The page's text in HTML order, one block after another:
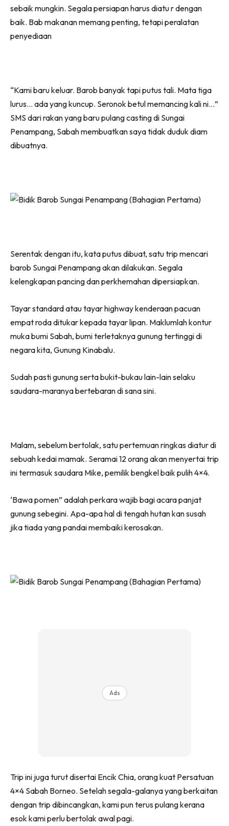
sebaik mungkin. Segala persiapan harus diatu r dengan
baik. Bab makanan memang penting, tetapi peralatan
penyediaan
“Kami baru keluar. Barob banyak tapi putus tali. Mata tiga
lurus… ada yang kuncup. Seronok betul memancing kali ni…”
SMS dari rakan yang baru pulang casting di Sungai
Penampang, Sabah membuatkan saya tidak duduk diam
dibuatnya.
Serentak dengan itu, kata putus dibuat, satu trip mencari
barob Sungai Penampang akan dilakukan. Segala
kelengkapan pancing dan perkhemahan dipersiapkan.
Tayar standard atau tayar highway kenderaan pacuan
empat roda ditukar kepada tayar lipan. Maklumlah kontur
muka bumi Sabah, bumi terletaknya gunung tertinggi di
negara kita, Gunung Kinabalu.
Sudah pasti gunung serta bukit-bukau lain-lain selaku
saudara-maranya bertebaran di sana sini.
Malam, sebelum bertolak, satu pertemuan ringkas diatur di
sebuah kedai mamak. Seramai 12 orang akan menyertai trip
ini termasuk saudara Mike, pemilik bengkel baik pulih 4×4.
‘Bawa pomen” adalah perkara wajib bagi acara panjat
gunung sebegini. Apa-apa hal di tengah hutan kan susah
jika tiada yang pandai membaiki kerosakan.
Ads
Trip ini juga turut disertai Encik Chia, orang kuat Persatuan
4×4 Sabah Borneo. Setelah segala-galanya yang berkaitan
dengan trip dibincangkan, kami pun terus pulang kerana
esok kami perlu bertolak awal pagi.